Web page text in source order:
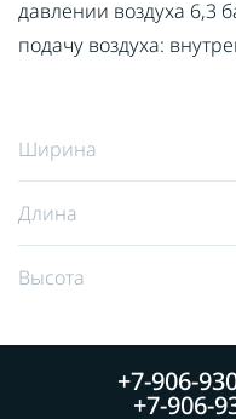
давлении воздуха 6,3
подачу воздуха:
Ширина
Длина
Высота
+7-906-
+7-906-